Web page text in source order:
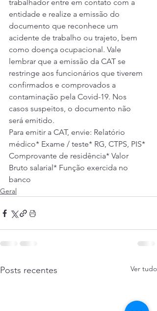
trabalhador entre em contato com a
entidade e realize a emissão do
documento que reconhece um
acidente de trabalho ou trajeto, bem
como doença ocupacional. Vale
lembrar que a emissão da CAT se
restringe aos funcionários que tiverem
confirmados e comprovados a
contaminação pela Covid-19. Nos
casos suspeitos, o documento não
será emitido.
Para emitir a CAT, envie: Relatório
médico* Exame / teste* RG, CTPS, PIS*
Comprovante de residência* Valor
Bruto salarial* Função exercida no
banco
Geral
Posts recentes Ver tudo